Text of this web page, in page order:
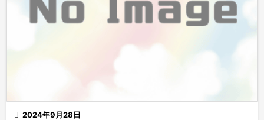
 2024年9月28日